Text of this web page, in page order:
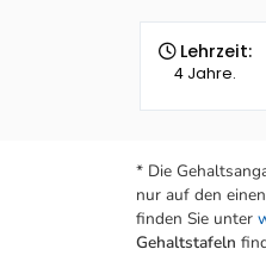
Lehrzeit:
4 Jahre.
* Die
nur auf den
finden Sie unter
Gehaltstafeln